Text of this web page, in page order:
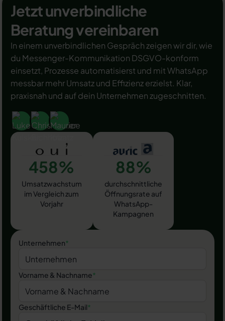
Jetzt unverbindliche
Beratung vereinbaren
In einem unverbindlichen Gespräch zeigen wir dir, wie
du Messenger-Kommunikation DSGVO-konform
einsetzt, Prozesse automatisierst und mit WhatsApp
messbar mehr Umsatz und Effizienz erzielst. Klar,
praxisnah und auf dein Unternehmen zugeschnitten.
458%
Umsatzwachstum
im Vergleich zum
Vorjahr
88%
durchschnittliche
Öffnungsrate auf
WhatsApp-
Kampagnen
Unternehmen*
Vorname & Nachname*
Geschäftliche E-Mail*